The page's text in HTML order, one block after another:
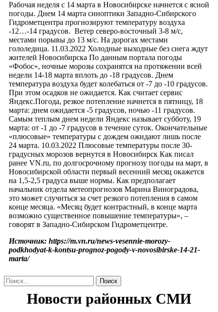
Рабочая неделя с 14 марта в Новосибирске начнется с ясной
погоды. Днем 14 марта синоптики Западно-Сибирского
Гидрометцентра прогнозируют температуру воздуха
-12…-14 градусов. Ветер северо-восточный 3-8 м/с,
местами порывы до 13 м/с. На дорогах местами
гололедица. 11.03.2022 Холодные выходные без снега ждут
жителей Новосибирска По данным портала погоды
«Фобос», ночные морозы сохранятся на протяжении всей
недели 14-18 марта вплоть до -18 градусов. Днем
температура воздуха будет колебаться от -7 до -10 градусов.
При этом осадков не ожидается. Как считает сервис
Яндекс.Погода, резкое потепление начнется в пятницу, 18
марта: днем ожидается -5 градусов, ночью -11 градусов.
Самым теплым днем недели Яндекс называет субботу, 19
марта: от -1 до -7 градусов в течение суток. Окончательные
«плюсовые» температуры с дождем ожидают лишь после
24 марта. 10.03.2022 Плюсовые температуры после 30-
градусных морозов вернутся в Новосибирск Как писал
ранее VN.ru, по долгосрочному прогнозу погоды на март, в
Новосибирской области первый весенний месяц окажется
на 1,5-2,5 градуса выше нормы. Как предполагает
начальник отдела метеопрогнозов Марина Виноградова,
это может случиться за счет резкого потепления в самом
конце месяца. «Месяц будет контрастный, в конце марта
возможно существенное повышение температуры», –
говорят в Западно-Сибирском Гидрометцентре.
Источник: https://m.vn.ru/news-vesennie-morozy-
podkhodyat-k-kontsu-prognoz-pogody-v-novosibirske-14-21-
marta/
Найти: